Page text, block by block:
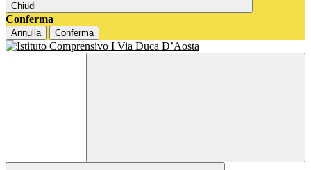
Chiudi
Conferma
Annulla Conferma